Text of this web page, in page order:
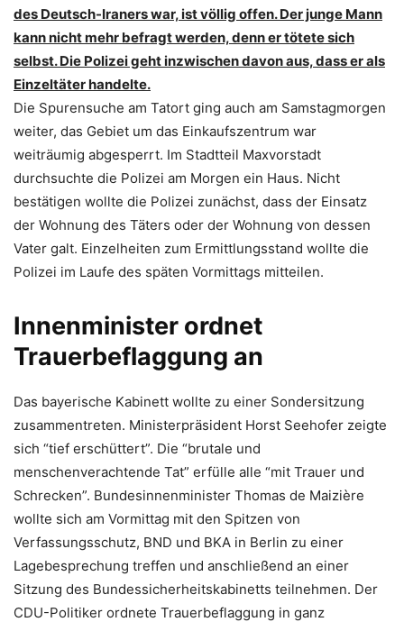
des Deutsch-Iraners war, ist völlig offen. Der junge Mann
kann nicht mehr befragt werden, denn er tötete sich
selbst. Die Polizei geht inzwischen davon aus, dass er als
Einzeltäter handelte.
Die Spurensuche am Tatort ging auch am Samstagmorgen
weiter, das Gebiet um das Einkaufszentrum war
weiträumig abgesperrt. Im Stadtteil Maxvorstadt
durchsuchte die Polizei am Morgen ein Haus. Nicht
bestätigen wollte die Polizei zunächst, dass der Einsatz
der Wohnung des Täters oder der Wohnung von dessen
Vater galt. Einzelheiten zum Ermittlungsstand wollte die
Polizei im Laufe des späten Vormittags mitteilen.
Innenminister ordnet
Trauerbeflaggung an
Das bayerische Kabinett wollte zu einer Sondersitzung
zusammentreten. Ministerpräsident Horst Seehofer zeigte
sich “tief erschüttert”. Die “brutale und
menschenverachtende Tat” erfülle alle “mit Trauer und
Schrecken”. Bundesinnenminister Thomas de Maizière
wollte sich am Vormittag mit den Spitzen von
Verfassungsschutz, BND und BKA in Berlin zu einer
Lagebesprechung treffen und anschließend an einer
Sitzung des Bundessicherheitskabinetts teilnehmen. Der
CDU-Politiker ordnete Trauerbeflaggung in ganz